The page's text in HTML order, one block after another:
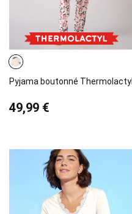
Pyjama boutonné Thermolactyl
49,99 €